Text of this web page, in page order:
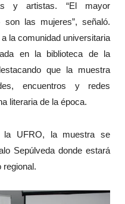
y artistas. “El mayor
las mujeres”, señaló.
la comunidad universitaria
en la biblioteca de la
que la muestra
encuentros y redes
literaria de la época.
la UFRO, la muestra se
Sepúlveda donde estará
regional.